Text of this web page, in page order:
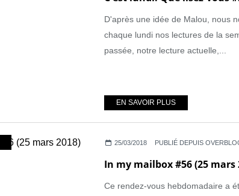
D'après une idée de Malou, nous
chaque lundi nos lectures de la
passée, notre lecture actuelle,...
EN SAVOIR PLUS
25/03/2018 PUBLIÉ DEPUIS
In my mailbox #56 (25 mars
Ce rendez-vous hebdomadaire a